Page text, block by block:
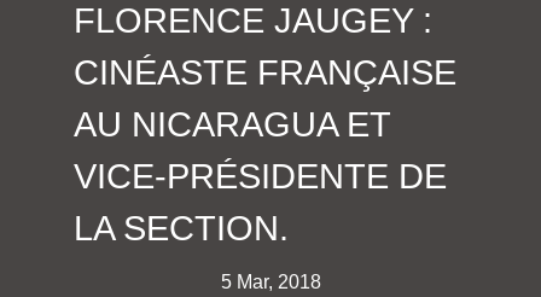
FLORENCE JAUGEY :
CINÉASTE FRANÇAISE
AU NICARAGUA ET
VICE-PRÉSIDENTE DE
LA SECTION.
5 Mar, 2018